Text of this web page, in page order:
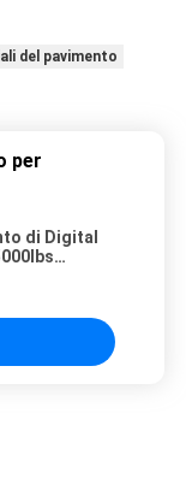
del pavimento
per
di Digital